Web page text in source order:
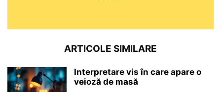
ARTICOLE SIMILARE
Interpretare vis în care apare o
veioză de masă